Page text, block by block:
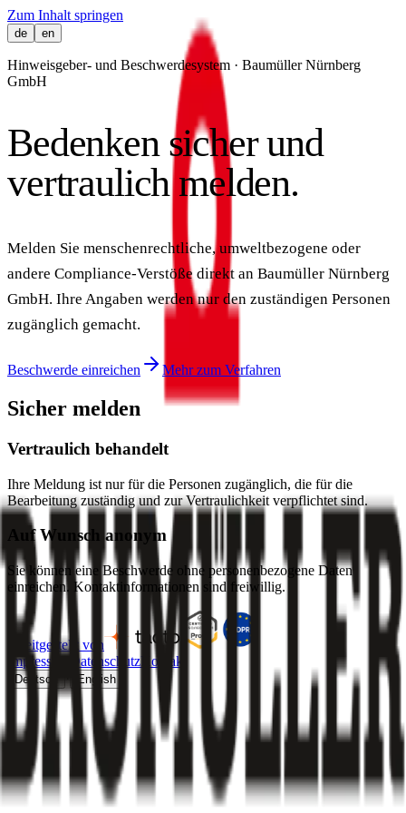
Zum Inhalt springen
de en
Hinweisgeber- und Beschwerdesystem · Baumüller Nürnberg
GmbH
Bedenken sicher und
vertraulich melden.
Melden Sie menschenrechtliche, umweltbezogene oder
andere Compliance-Verstöße direkt an Baumüller Nürnberg
GmbH. Ihre Angaben werden nur den zuständigen Personen
zugänglich gemacht.
Beschwerde einreichen Mehr zum Verfahren
Sicher melden
Vertraulich behandelt
Ihre Meldung ist nur für die Personen zugänglich, die für die
Bearbeitung zuständig und zur Vertraulichkeit verpflichtet sind.
Auf Wunsch anonym
Sie können eine Beschwerde ohne personenbezogene Daten
einreichen. Kontaktinformationen sind freiwillig.
bereitgestellt von
Impressum
Datenschutz Kontakt
Deutsch · English